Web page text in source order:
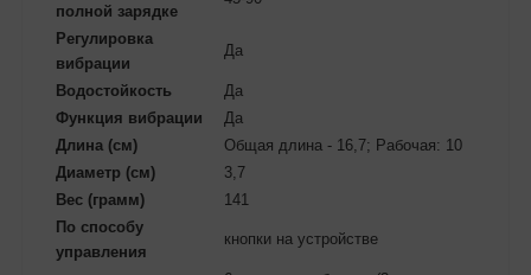
полной зарядке
Регулировка
вибрации
Да
Водостойкость
Да
Функция вибрации
Да
Длина (см)
Общая длина - 16,7; Рабочая: 10
Диаметр (см)
3,7
Вес (грамм)
141
По способу
управления
кнопки на устройстве